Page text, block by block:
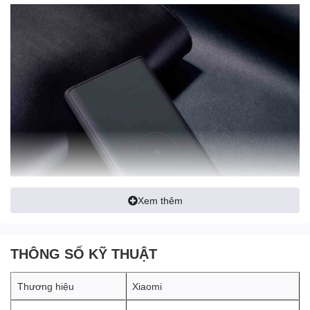
Xem thêm
THÔNG SỐ KỸ THUẬT
Thương hiệu Xiaomi